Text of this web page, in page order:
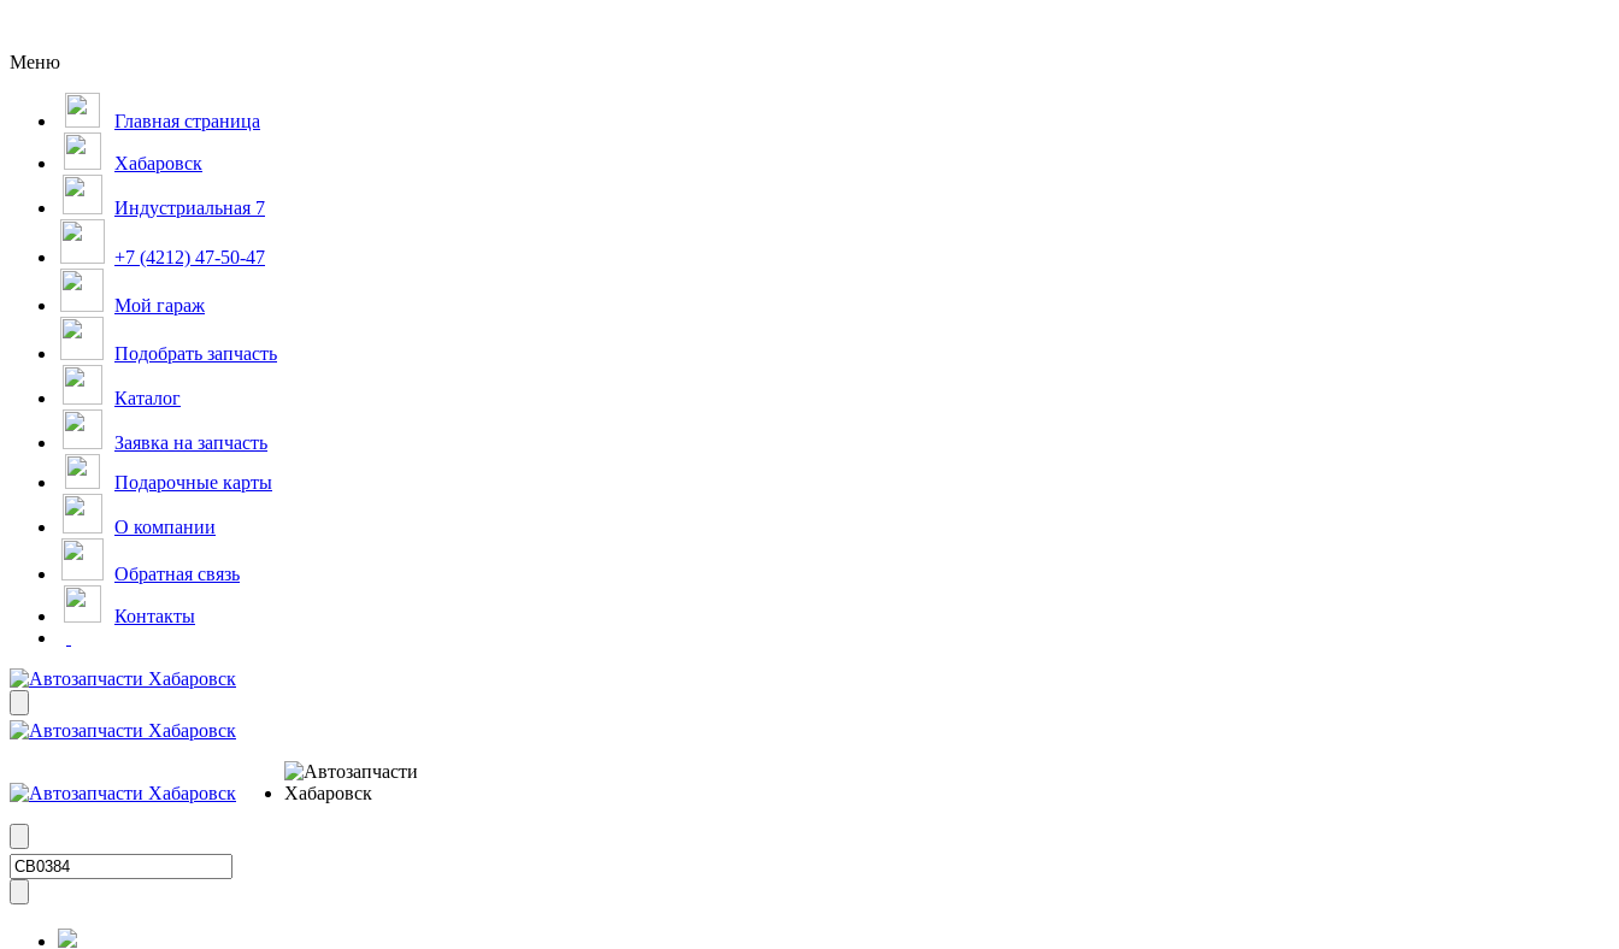
Меню
Главная страница
Хабаровск
Индустриальная 7
+7 (4212) 47-50-47
Мой гараж
Подобрать запчасть
Каталог
Заявка на запчасть
Подарочные карты
О компании
Обратная связь
Контакты